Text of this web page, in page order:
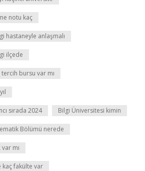
notu kaç
hastaneyle anlaşmalı
ilçede
bursu var mı
sırada 2024 Bilgi Üniversitesi kimin
Bölümü nerede
mı
kaç fakülte var